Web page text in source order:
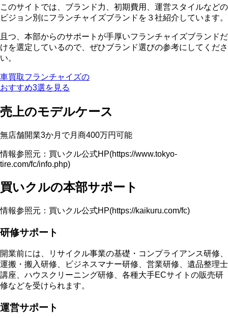
このサイトでは、 ブランド力、初期費用、運営スタイルなどの
ビジョン別 にフランチャイズブランドを３社紹介しています。
且つ、本部からのサポートが手厚いフランチャイズブランドだ
けを選定しているので、ぜひブランド選びの参考にしてくださ
い。
車買取フランチャイズの
おすすめ3選を見る
売上のモデルケース
無店舗開業3か月で月商400万円可能
情報参照元：買いクル公式HP(https://www.tokyo-
tire.com/fc/info.php)
買いクルの本部サポート
情報参照元：買いクル公式HP(https://kaikuru.com/fc)
研修サポート
開業前には、
リサイクル事業の基礎・コンプライアンス研修、
運搬・搬入研修、ビジネスマナー研修、営業研修、遺品整理士
講座、ハウスクリーニング研修、各種大手ECサイトの販売研
修などを受けられます。
運営サポート